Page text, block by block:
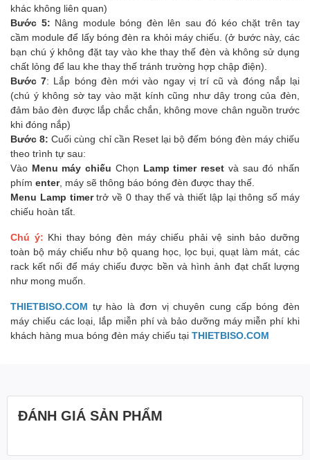
khác không liên quan)
Bước 5: Nâng module bóng đèn lên sau đó kéo chặt trên tay
cầm module để lấy bóng đèn ra khỏi máy chiếu. (ở bước này, các
bạn chú ý không đặt tay vào khe thay thế đèn và không sử dụng
chất lỏng để lau khe thay thế tránh trường hợp chập điện).
Bước 7: Lắp bóng đèn mới vào ngay vị trí cũ và đóng nắp lại
(chú ý không sờ tay vào mặt kính cũng như dây trong của đèn,
đảm bảo đèn được lắp chắc chắn, không move chân nguồn trước
khi đóng nắp)
Bước 8:Cuối cùng chỉ cần Reset lại bộ đếm bóng đèn máy chiếu
theo trình tự sau:
Vào Menu máy chiếu Chọn Lamp timer reset và sau đó nhấn
phím enter, máy sẽ thông báo bóng đèn được thay thế.
Menu Lamp timertrở về 0 thay thế và thiết lập lại thông số máy
chiếu hoàn tất.
Chú ý: Khi thay bóng đèn máy chiếu phải vệ sinh bảo dưỡng
toàn bộ máy chiếu như bộ quang học, lọc bụi, quạt làm mát, các
rack kết nối để máy chiếu được bền và hình ảnh đạt chất lượng
như mong muốn.
THIETBISO.COM tự hào là đơn vị chuyên cung cấp bóng đèn
máy chiếu các loại, lắp miễn phí và bảo dưỡng máy miễn phí khi
khách hàng mua bóng đèn máy chiếu tại THIETBISO.COM
ĐÁNH GIÁ SẢN PHẨM